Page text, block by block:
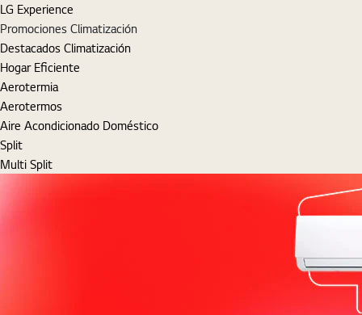
LG Experience
Promociones Climatización
Destacados Climatización
Hogar Eficiente
Aerotermia
Aerotermos
Aire Acondicionado Doméstico
Split
Multi Split